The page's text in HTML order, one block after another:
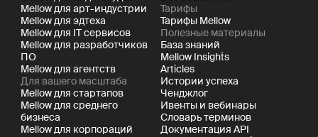
Mellow для арт-индустрии
Mellow для эдтеха
Mellow для IT сервисов
Mellow для разработчиков
ПО
Mellow для агентств
Для вашего масштаба
Mellow для стартапов
Mellow для среднего
бизнеса
Mellow для корпораций
Тарифы
Тарифы Mellow
Полезные материалы
База знаний
Mellow Insights
Articles
Истории успеха
Ченджлог
Ивенты и вебинары
Словарь терминов
Документация API